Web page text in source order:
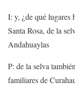
I: y, ¿de qué lugares
Santa Rosa, de la
Andahuaylas
P: de la selva
familiares de